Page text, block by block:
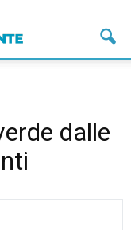
dalle